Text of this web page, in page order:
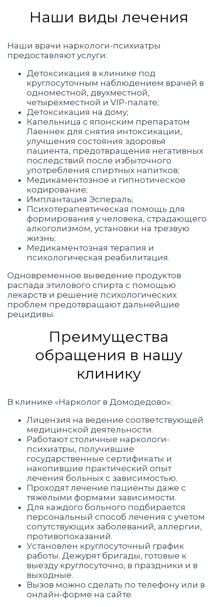
Наши виды лечения
Наши врачи наркологи-психиатры
предоставляют услуги:
Детоксикация в клинике под
круглосуточным наблюдением врачей в
одноместной, двухместной,
четырёхместной и VIP-палате;
Детоксикация на дому;
Капельница с японским препаратом
Лаеннек для снятия интоксикации,
улучшения состояния здоровья
пациента, предотвращения негативных
последствий после избыточного
употребления спиртных напитков;
Медикаментозное и гипнотическое
кодирование;
Имплантация Эспераль;
Психотерапевтическая помощь для
формирования у человека, страдающего
алкоголизмом, установки на трезвую
жизнь;
Медикаментозная терапия и
психологическая реабилитация.
Одновременное выведение продуктов
распада этилового спирта с помощью
лекарств и решение психологических
проблем предотвращают дальнейшие
рецидивы.
Преимущества
обращения в нашу
клинику
В клинике «Нарколог в Домодедово»:
Лицензия на ведение соответствующей
медицинской деятельности.
Работают столичные наркологи-
психиатры, получившие
государственные сертификаты и
накопившие практический опыт
лечения больных с зависимостью.
Проходят лечение пациенты даже с
тяжёлыми формами зависимости.
Для каждого больного подбирается
персональный способ лечения с учётом
сопутствующих заболеваний, аллергии,
противопоказаний.
Установлен круглосуточный график
работы. Дежурят бригады, готовые к
выезду круглосуточно, в праздники и в
выходные.
Вызов можно сделать по телефону или в
онлайн-форме на сайте.